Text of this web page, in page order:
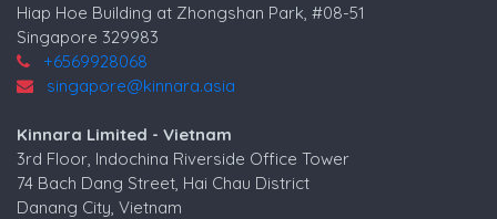
Hiap Hoe Building at Zhongshan Park, #08-51
Singapore 329983
+6569928068
singapore@kinnara.asia
Kinnara Limited - Vietnam
3rd Floor, Indochina Riverside Office Tower
74 Bach Dang Street, Hai Chau District
Danang City, Vietnam